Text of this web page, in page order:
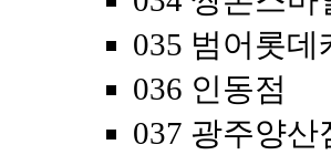
035 범어롯데
036 인동점
037 광주양산